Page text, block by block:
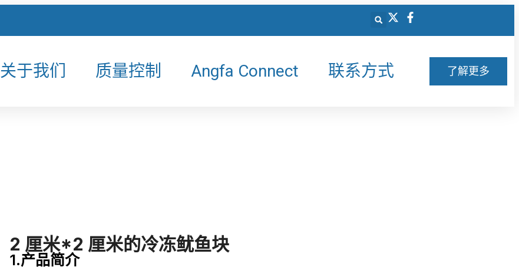
关于我们 质量控制 Angfa Connect 联系方式 了解更多
2 厘米*2 厘米的冷冻鱿鱼块
1.产品简介